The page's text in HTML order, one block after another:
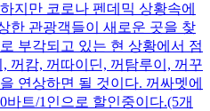
지만 코로나 펜데믹 상황속에
한 관광객들이 새로운 곳을 찾
부각되고 있는 현 상황에서 점
꺼캄, 꺼따이딘, 꺼탐루이, 꺼꾸
연상하면 될 것이다. 꺼싸멧에
트/1인으로 할인중이다.(5개